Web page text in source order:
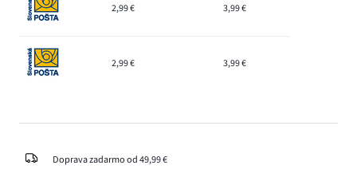
2,99 € 3,99 €
2,99 € 3,99 €
Doprava zadarmo od 49,99 €